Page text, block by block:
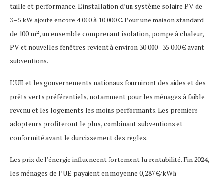
taille et performance. L’installation d’un système solaire PV de
3–5 kW ajoute encore 4 000 à 10 000 €. Pour une maison standard
de 100 m², un ensemble comprenant isolation, pompe à chaleur,
PV et nouvelles fenêtres revient à environ 30 000–35 000 € avant
subventions.
L’UE et les gouvernements nationaux fourniront des aides et des
prêts verts préférentiels, notamment pour les ménages à faible
revenu et les logements les moins performants. Les premiers
adopteurs profiteront le plus, combinant subventions et
conformité avant le durcissement des règles.
Les prix de l’énergie influencent fortement la rentabilité. Fin 2024,
les ménages de l’UE payaient en moyenne 0,287 €/kWh